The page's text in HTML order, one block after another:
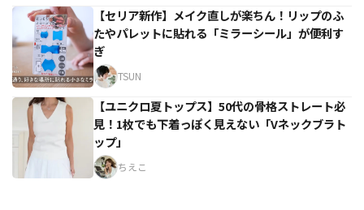
【セリア新作】メイク直しが楽ちん！リップのふ
たやパレットに貼れる「ミラーシール」が便利す
ぎ
TSUN
【ユニクロ夏トップス】50代の骨格ストレート必
見！1枚でも下着っぽく見えない「Vネックブラト
ップ」
ちえこ